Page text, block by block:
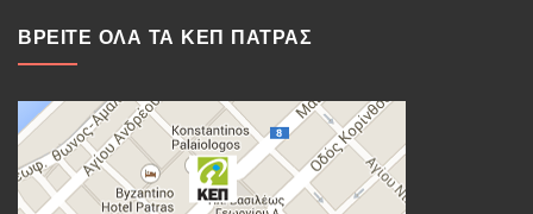
ΒΡΕΙΤΕ ΟΛΑ ΤΑ ΚΕΠ ΠΑΤΡΑΣ